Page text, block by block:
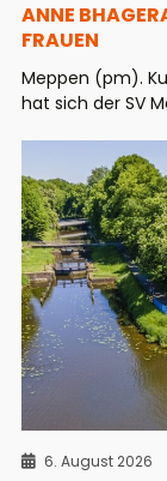
ANNE
FRAUEN
Meppen (pm).
hat sich der SV
6. August 2026